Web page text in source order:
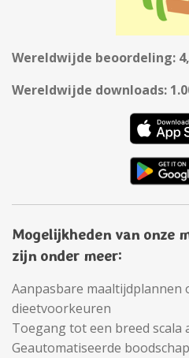
Wereldwijde beoordeling:
Wereldwijde downloads:
Mogelijkheden van onze
zijn onder meer:
Aanpasbare maaltijdplannen
dieetvoorkeuren
Toegang tot een breed scala
Geautomatiseerde